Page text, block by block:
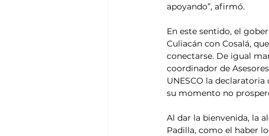
apoyando”, afirmó.
En este sentido, el
Culiacán con Cosalá,
conectarse. De igual
coordinador de
UNESCO la
su momento no
Al dar la bienvenida, la
Padilla, como el haber